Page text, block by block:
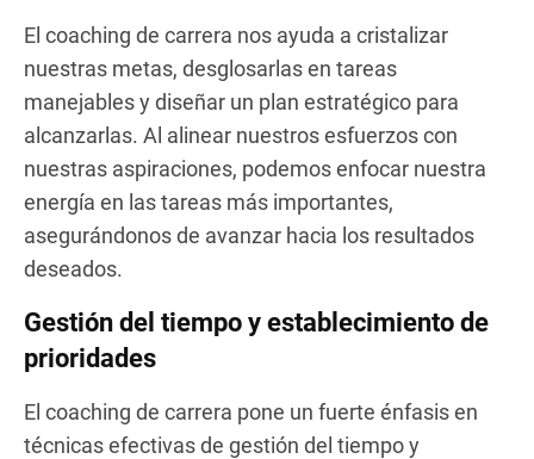
El coaching de carrera nos ayuda a cristalizar
nuestras metas, desglosarlas en tareas
manejables y diseñar un plan estratégico para
alcanzarlas. Al alinear nuestros esfuerzos con
nuestras aspiraciones, podemos enfocar nuestra
energía en las tareas más importantes,
asegurándonos de avanzar hacia los resultados
deseados.
Gestión del tiempo y establecimiento de
prioridades
El coaching de carrera pone un fuerte énfasis en
técnicas efectivas de gestión del tiempo y